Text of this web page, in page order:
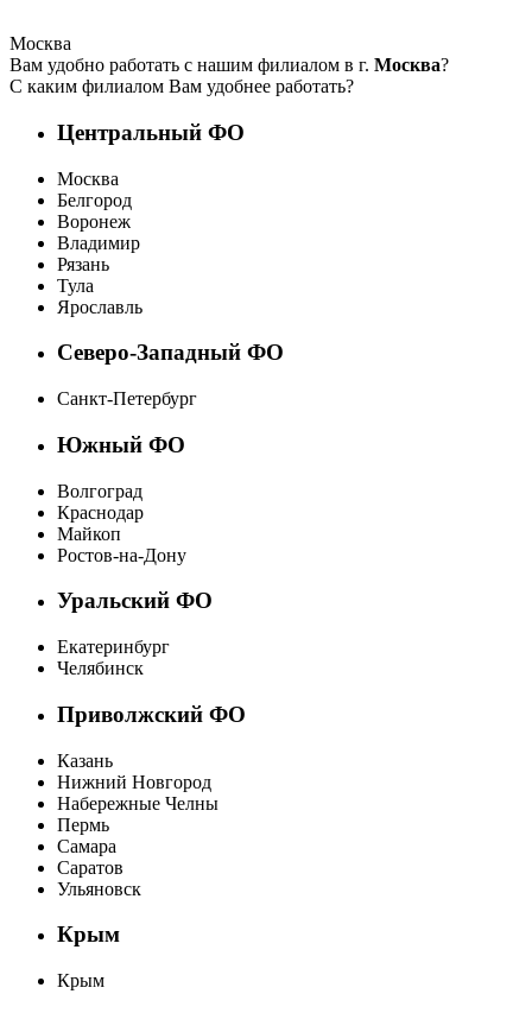
Москва
Вам удобно работать с нашим филиалом в г. Москва?
С каким филиалом Вам удобнее работать?
Центральный ФО
Москва
Белгород
Воронеж
Владимир
Рязань
Тула
Ярославль
Северо-Западный ФО
Санкт-Петербург
Южный ФО
Волгоград
Краснодар
Майкоп
Ростов-на-Дону
Уральский ФО
Екатеринбург
Челябинск
Приволжский ФО
Казань
Нижний Новгород
Набережные Челны
Пермь
Самара
Саратов
Ульяновск
Крым
Крым